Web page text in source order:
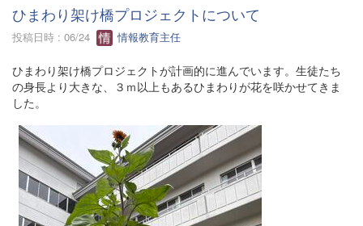
ひまわり架け橋プロジェクトについて
投稿日時 : 06/24 情報教育主任
ひまわり架け橋プロジェクトが計画的に進んでいます。生徒たち
の身長より大きな、３ｍ以上もあるひまわりが花を咲かせてきま
した。